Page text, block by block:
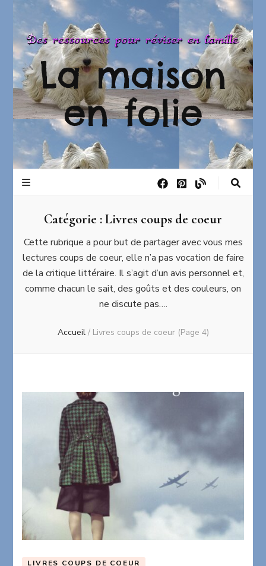
La maison
en folie
Catégorie :Livres coups de coeur
Cette rubrique a pour but de partager avec vous mes
lectures coups de coeur, elle n’a pas vocation de faire
de la critique littéraire. Il s’agit d’un avis personnel et,
comme chacun le sait, des goûts et des couleurs, on
ne discute pas….
Accueil / Livres coups de coeur (Page 4)
LIVRES COUPS DE COEUR